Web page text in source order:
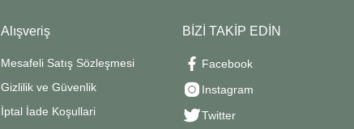
Alışveriş
Mesafeli Satış Sözleşmesi
Gizlilik ve Güvenlik
İptal İade Koşullari
BİZİ TAKİP EDİN
Facebook
Instagram
Twitter